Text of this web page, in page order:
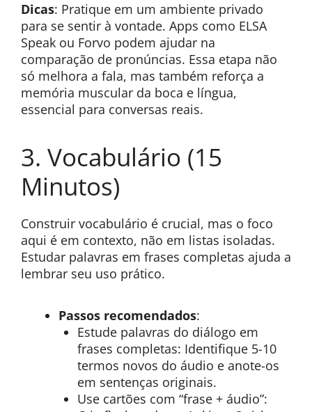
Dicas: Pratique em um ambiente privado
para se sentir à vontade. Apps como ELSA
Speak ou Forvo podem ajudar na
comparação de pronúncias. Essa etapa não
só melhora a fala, mas também reforça a
memória muscular da boca e língua,
essencial para conversas reais.
3. Vocabulário (15
Minutos)
Construir vocabulário é crucial, mas o foco
aqui é em contexto, não em listas isoladas.
Estudar palavras em frases completas ajuda a
lembrar seu uso prático.
Passos recomendados:
Estude palavras do diálogo em
frases completas: Identifique 5-10
termos novos do áudio e anote-os
em sentenças originais.
Use cartões com “frase + áudio”: